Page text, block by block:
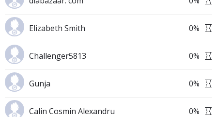
Elizabeth Smith 0%
Challenger5813 0%
Gunja 0%
Calin Cosmin Alexandru 0%